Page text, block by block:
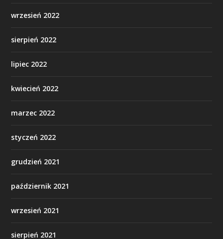
wrzesień 2022
sierpień 2022
lipiec 2022
kwiecień 2022
marzec 2022
styczeń 2022
grudzień 2021
październik 2021
wrzesień 2021
sierpień 2021